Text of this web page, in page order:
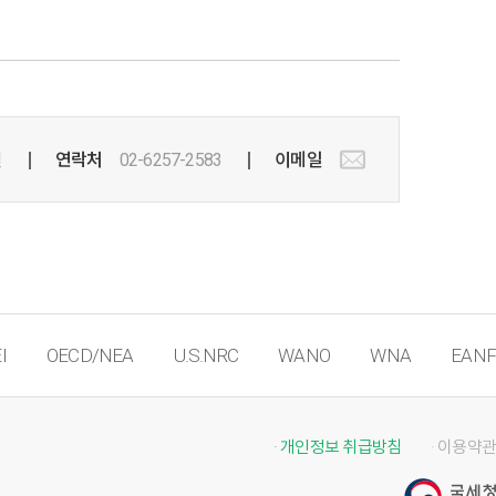
연락처 02-6257-2583 이메일
OECD/NEA U.S.NRC WANO WNA EANF
· 개인정보 취급방침 · 이용약관